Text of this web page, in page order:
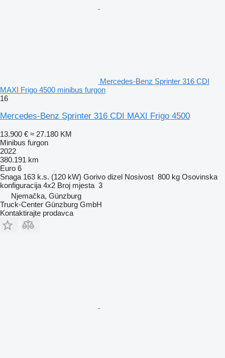
Mercedes-Benz Sprinter 316 CDI
MAXI Frigo 4500 minibus furgon
16
Mercedes-Benz Sprinter 316 CDI MAXI Frigo 4500
13.900 € ≈ 27.180 KM
Minibus furgon
2022
380.191 km
Euro 6
Snaga 163 k.s. (120 kW) Gorivo dizel Nosivost 800 kg Osovinska
konfiguracija 4x2 Broj mjesta 3
Njemačka, Günzburg
Truck-Center Günzburg GmbH
Kontaktirajte prodavca